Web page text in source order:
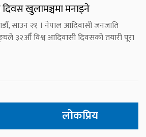
खुलामञ्चमा मनाइने
साउन २१ । नेपाल आदिवासी जनजाति
३२औँ विश्व आदिवासी दिवसको तयारी पूरा
लोकप्रिय